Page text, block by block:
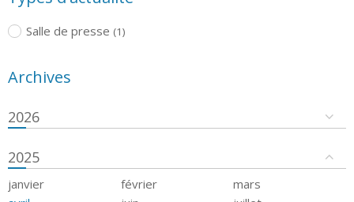
Salle de presse (1)
Archives
2026
2025
janvier février
mars